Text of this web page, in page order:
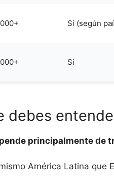
Sí (según
Sí
debes
principalmente de
América Latina que